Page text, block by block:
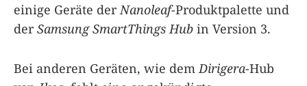
einige Geräte der Nanoleaf-Produktpalette und
derSamsung SmartThings Hub in Version 3.
Bei anderen Geräten, wie dem Dirigera-Hub